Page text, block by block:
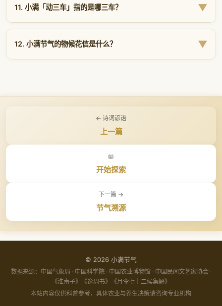
全国概况：气温普遍20–25℃，南北温差进一步缩小?强对
流天气（雷暴、冰雹）增多?
元稹《咏廿四气诗·小满》：「小满气全时，如何靡草衰?田
非专写小满，却道出春夏之交的天气特点?
更多诗词与农谚请访问诗词谚语专题页面?
下的战略意义：
谚「小满不满，麦有一险」——灌浆不足会直接导致减产?
南方早稻：进入孕穗抽穗期，需追肥和充足水分；中稻开始
插秧?
11. 小满「动三车」指的是哪三车？ ▼
「动三车」是江南地区小满时节的标志性农事民俗，三车
指：
油车：小满前后油菜籽成熟收获，油车碾榨菜籽油?菜籽油是
春蚕在小满前后结茧，丝车将蚕茧缫成生丝?江浙一带
蚕桑文化深厚，丝车是丝绸之源?
「动三车」象征着农事全面进入繁忙期，是江南水乡农耕文
12. 小满节气的物候花信是什么？ ▼
二候（靡草死）：靡草枯萎，芍药绽放?
石榴花（五月花神）、蔷薇、芍药、虞美人、金
辉映，是赏花观果的好时节?江南可赏石榴花、江北可观麦
← 诗词谚语
上一篇
📖
开始探索
下一篇 →
节气溯源
© 2026 小满节气
数据来源：中国气象局 · 中国科学院 · 中国农业博物馆 · 中国民间文艺家协会 ·
《淮南子》《逸周书》《月令七十二候集解》
本站内容仅供科普参考，具体农业与养生决策请咨询专业机构